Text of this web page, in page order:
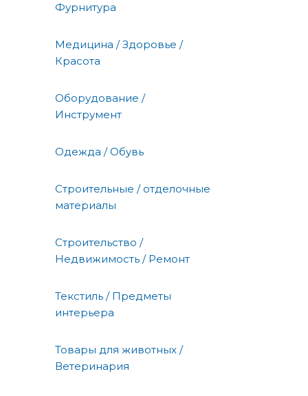
Фурнитура
Медицина / Здоровье /
Красота
Оборудование /
Инструмент
Одежда / Обувь
Строительные / отделочные
материалы
Строительство /
Недвижимость / Ремонт
Текстиль / Предметы
интерьера
Товары для животных /
Ветеринария